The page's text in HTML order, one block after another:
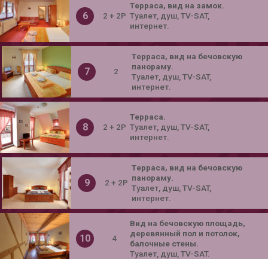
6 2 + 2P
Tерраса, вид на замок.
Tуалет, душ, TV-SAT,
интернет.
7 2
Tерраса, вид на бечовскую
панораму.
Tуалет, душ, TV-SAT,
интернет.
8 2 + 2P
Tерраса.
Tуалет, душ, TV-SAT,
интернет.
9 2 + 2P
Tерраса, вид на бечовскую
панораму.
Tуалет, душ, TV-SAT,
интернет.
10 4
Bид на бечовскую площадь,
деревянный пол и потолок,
балочные стены.
Tуалет, душ, TV-SAT.